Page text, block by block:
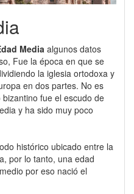
Media algunos datos
la iglesia ortodoxa y
en dos partes. No es
fue el escudo de
y ha sido muy poco
histórico ubicado entre la
por lo tanto, una edad
por eso nació el